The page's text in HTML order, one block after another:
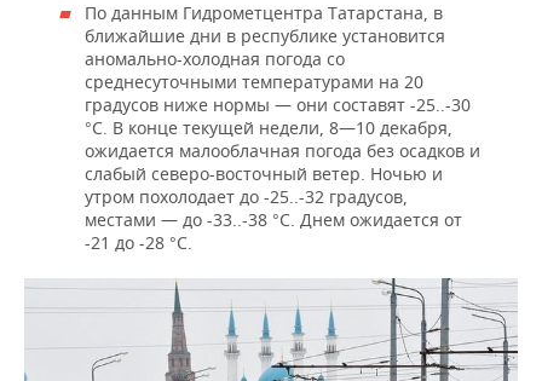
По данным Гидрометцентра Татарстана, в
ближайшие дни в республике установится
аномально-холодная погода со
среднесуточными температурами на 20
градусов ниже нормы — они составят -25..-30
°С. В конце текущей недели, 8—10 декабря,
ожидается малооблачная погода без осадков и
слабый северо-восточный ветер. Ночью и
утром похолодает до -25..-32 градусов,
местами — до -33..-38 °С. Днем ожидается от
-21 до -28 °С.